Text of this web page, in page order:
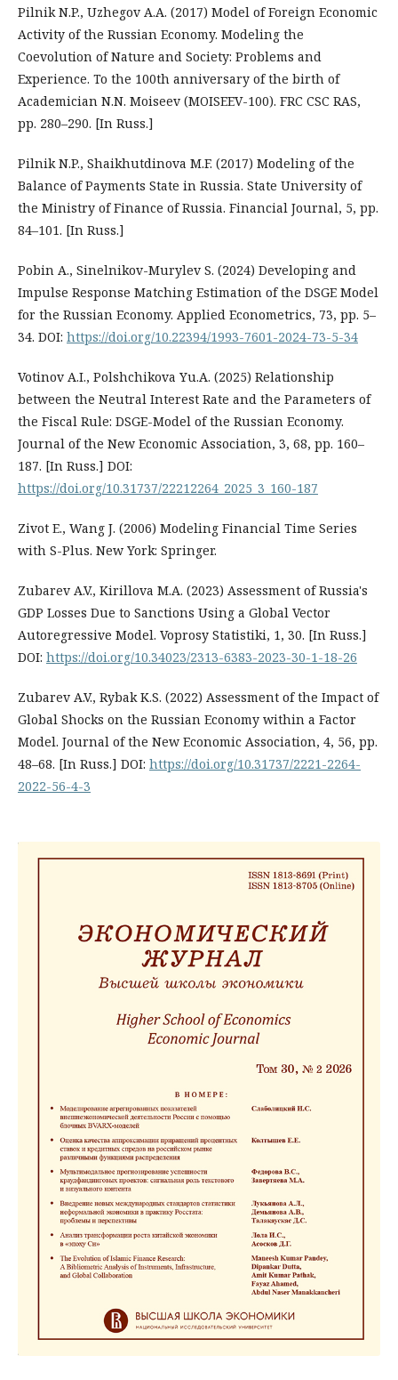
Pilnik N.P., Uzhegov A.A. (2017) Model of Foreign Economic
Activity of the Russian Economy. Modeling the
Coevolution of Nature and Society: Problems and
Experience. To the 100th anniversary of the birth of
Academician N.N. Moiseev (MOISEEV-100). FRC CSC RAS,
pp. 280–290. [In Russ.]
Pilnik N.P., Shaikhutdinova M.F. (2017) Modeling of the
Balance of Payments State in Russia. State University of
the Ministry of Finance of Russia. Financial Journal, 5, pp.
84–101. [In Russ.]
Pobin A., Sinelnikov-Murylev S. (2024) Developing and
Impulse Response Matching Estimation of the DSGE Model
for the Russian Economy. Applied Econometrics, 73, pp. 5–
34. DOI: https://doi.org/10.22394/1993-7601-2024-73-5-34
Votinov A.I., Polshchikova Yu.A. (2025) Relationship
between the Neutral Interest Rate and the Parameters of
the Fiscal Rule: DSGE-Model of the Russian Economy.
Journal of the New Economic Association, 3, 68, pp. 160–
187. [In Russ.] DOI:
https://doi.org/10.31737/22212264_2025_3_160-187
Zivot E., Wang J. (2006) Modeling Financial Time Series
with S-Plus. New York: Springer.
Zubarev A.V., Kirillova M.A. (2023) Assessment of Russia's
GDP Losses Due to Sanctions Using a Global Vector
Autoregressive Model. Voprosy Statistiki, 1, 30. [In Russ.]
DOI: https://doi.org/10.34023/2313-6383-2023-30-1-18-26
Zubarev A.V., Rybak K.S. (2022) Assessment of the Impact of
Global Shocks on the Russian Economy within a Factor
Model. Journal of the New Economic Association, 4, 56, pp.
48–68. [In Russ.] DOI: https://doi.org/10.31737/2221-2264-
2022-56-4-3